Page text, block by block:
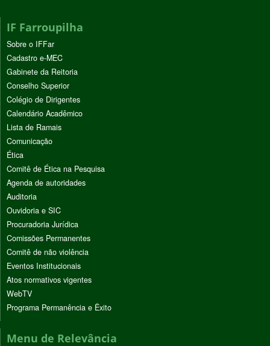
IF Farroupilha
Sobre o IFFar
Cadastro e-MEC
Gabinete da Reitoria
Conselho Superior
Colégio de Dirigentes
Calendário Acadêmico
Lista de Ramais
Comunicação
Ética
Comitê de Ética na Pesquisa
Agenda de autoridades
Auditoria
Ouvidoria e SIC
Procuradoria Jurídica
Comissões Permanentes
Comitê de não violência
Eventos Institucionais
Atos normativos vigentes
WebTV
Programa Permanência e Êxito
Menu de Relevância